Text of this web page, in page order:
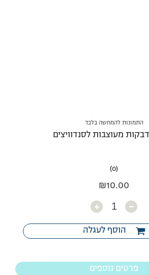
התמונות להמחשה בלבד
מעוצבות לסנדוויצים
(0)
₪10.00
כמות
הוסף לעגלה
פרטים נוספים